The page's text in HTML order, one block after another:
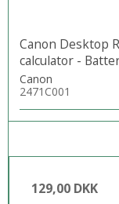
Canon Desktop
calculator -
Canon
2471C001
129,00 DKK